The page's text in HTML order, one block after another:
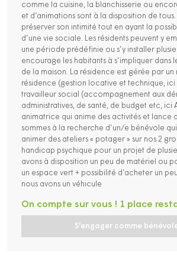
comme la cuisine, la blanchisserie ou
et d’animations sont à la disposition de
préserver son intimité tout en ayant la
d’une vie sociale. Les résidents peuvent y
une période prédéfinie ou s’y installer
encourage les habitants à s’impliquer dans
de la maison. La résidence est gérée par un
résidence (gestion locative et technique, ici
travailleur social (accompagnement aux
administratives, de santé, de budget etc, ici
animatrice qui anime des activités et lance
sommes à la recherche d’un/e bénévole
animer des ateliers « potager » sur nos 2
handicap psychique pour un projet de
avons à disposition un peu de matériel ou
un espace vert + possibilité d’acheter un
nous avons un véhicule
S'engager comme
On compte sur vous ! 1 place